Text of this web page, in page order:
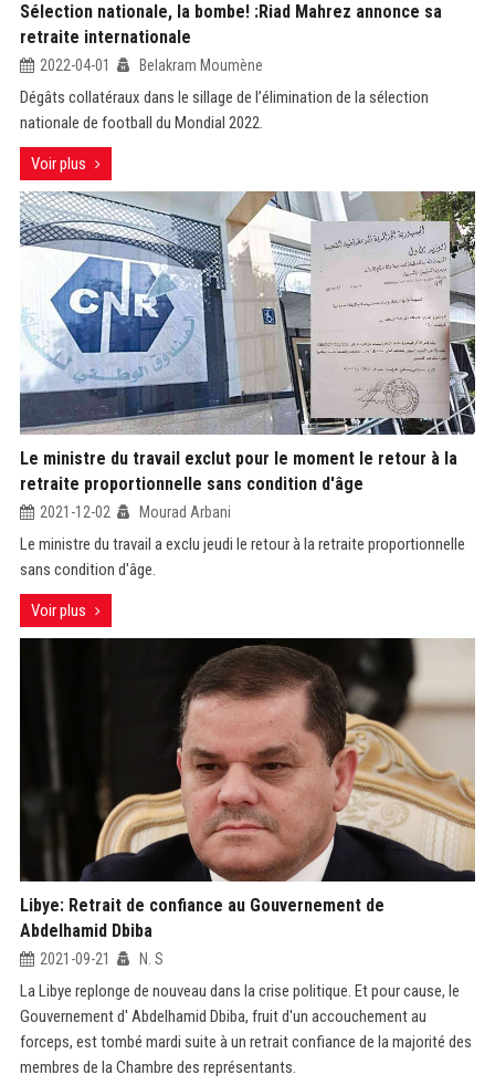
Sélection nationale, la bombe! :Riad Mahrez annonce sa
retraite internationale
2022-04-01 Belakram Moumène
Dégâts collatéraux dans le sillage de l’élimination de la sélection
nationale de football du Mondial 2022.
Voir plus
Le ministre du travail exclut pour le moment le retour à la
retraite proportionnelle sans condition d'âge
2021-12-02 Mourad Arbani
Le ministre du travail a exclu jeudi le retour à la retraite proportionnelle
sans condition d'âge.
Voir plus
Libye: Retrait de confiance au Gouvernement de
Abdelhamid Dbiba
2021-09-21 N. S
La Libye replonge de nouveau dans la crise politique. Et pour cause, le
Gouvernement d' Abdelhamid Dbiba, fruit d'un accouchement au
forceps, est tombé mardi suite à un retrait confiance de la majorité des
membres de la Chambre des représentants.